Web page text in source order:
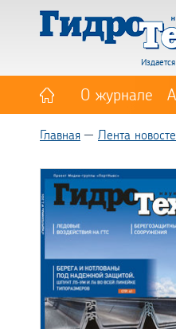
О журнале
Главная Лента